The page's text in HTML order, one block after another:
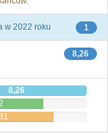
1
w 2022 roku
8,26
8,26